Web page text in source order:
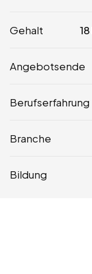
Gehalt 18
Angebotsende
Berufserfahrung
Branche
Bildung